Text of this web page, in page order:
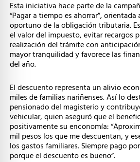
Esta iniciativa hace parte de la
“Pagar a tiempo es ahorrar”,
oportuno de la obligación tributaria.
el valor del impuesto, evitar recargos
realización del trámite con
mayor tranquilidad y favorece las
del año.
El descuento representa un alivio
miles de familias nariñenses. Así lo
pensionado del magisterio y
vehicular, quien aseguró que el
positivamente su enconomía:
mil pesos los que me descuentan, y
los gastos familiares. Siempre pago
porque el descuento es bueno”.